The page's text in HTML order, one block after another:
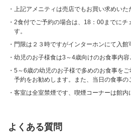
上記アメニティは売店でもお買い求めいた
2食付でご予約の場合は、18：00までにチ
す。
門限は２３時ですがインターホンにて入館
幼児のお子様食は3～4歳向けのお食事内容
5～6歳の幼児のお子様で多めのお食事を
予約をお勧めします。また、当日の食事の
客室は全室禁煙です、喫煙コーナーは館内
よくある質問